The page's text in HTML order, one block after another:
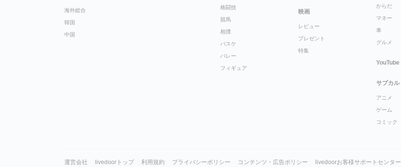
海外総合
韓国
中国
格闘技
競馬
相撲
バスケ
バレー
フィギュア
映画
レビュー
プレゼント
特集
からだ
マネー
車
グルメ
YouTube
サブカル
アニメ
ゲーム
コミック
運営会社 livedoorトップ 利用規約 プライバシーポリシー コンテンツ・広告ポリシー livedoorお客様サポートセンター